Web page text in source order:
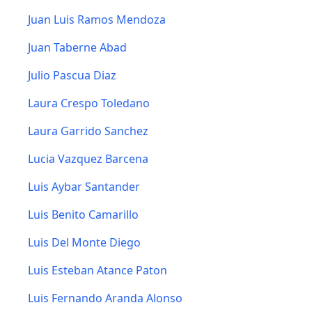
Juan Luis Ramos Mendoza
Juan Taberne Abad
Julio Pascua Diaz
Laura Crespo Toledano
Laura Garrido Sanchez
Lucia Vazquez Barcena
Luis Aybar Santander
Luis Benito Camarillo
Luis Del Monte Diego
Luis Esteban Atance Paton
Luis Fernando Aranda Alonso